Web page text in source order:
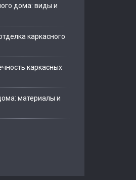
дома: виды и
каркасного
каркасных
материалы и